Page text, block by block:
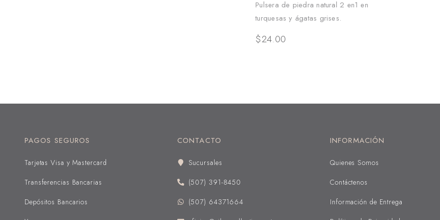
Pulsera de piedra natural 2 en1 en
turquesas y ágatas grises.
$24.00
PAGOS SEGUROS
Tarjetas Visa y Mastercard
Transferencias Bancarias
Depósitos Bancarios
CONTACTO
Sucursales
(507) 391-8450
(507) 64371664
INFORMACIÓN
Quienes Somos
Contáctenos
Información de Entrega